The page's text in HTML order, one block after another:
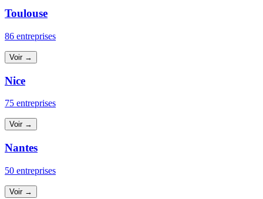
Toulouse
86 entreprises
Voir →
Nice
75 entreprises
Voir →
Nantes
50 entreprises
Voir →